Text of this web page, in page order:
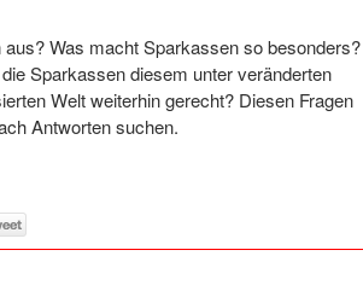
Was macht Sparkassen so besonders?
Sparkassen diesem unter veränderten
Welt weiterhin gerecht? Diesen Fragen
Antworten suchen.